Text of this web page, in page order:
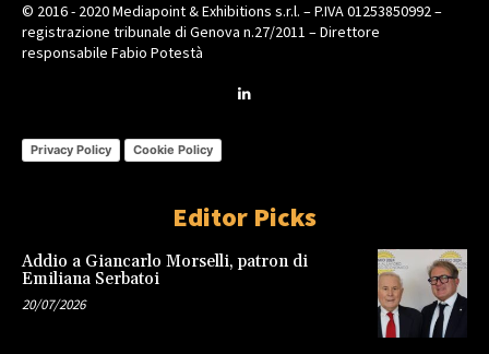
© 2016 - 2020 Mediapoint & Exhibitions s.r.l. – P.IVA 01253850992 –
registrazione tribunale di Genova n.27/2011 – Direttore
responsabile Fabio Potestà
Privacy Policy Cookie Policy
Editor Picks
Addio a Giancarlo Morselli, patron di
Emiliana Serbatoi
20/07/2026